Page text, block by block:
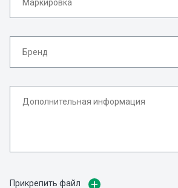
Прикрепить файл